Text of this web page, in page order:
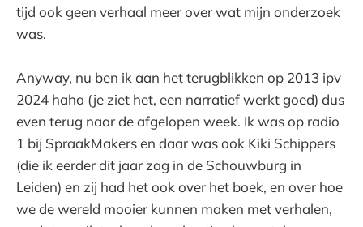
tijd ook geen verhaal meer over wat mijn onderzoek
was.
Anyway, nu ben ik aan het terugblikken op 2013 ipv
2024 haha (je ziet het, een narratief werkt goed) dus
even terug naar de afgelopen week. Ik was op radio
1 bij SpraakMakers en daar was ook Kiki Schippers
(die ik eerder dit jaar zag in de Schouwburg in
Leiden) en zij had het ook over het boek, en over hoe
we de wereld mooier kunnen maken met verhalen,